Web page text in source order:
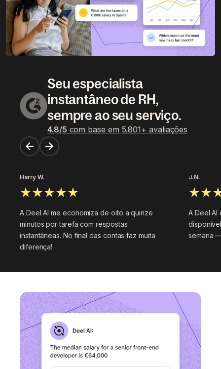
Seu especialista
instantâneo de RH,
sempre ao seu serviço.
4.8/5 com base em 5.801+ avaliações
Harry W.
A Deel AI me economiza de oito a quinze
minutos por tarefa com respostas
instantâneas. No final das contas faz muita
diferença!
J.N.
A Deel AI
semana